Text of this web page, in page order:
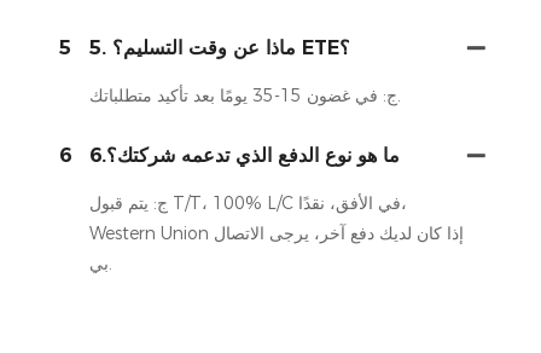
5 5. ماذا عن وقت التسليم؟ ETE؟
ج: في غضون 15-35 يومًا بعد تأكيد متطلباتك.
6 6.ما هو نوع الدفع الذي تدعمه شركتك؟
ج: يتم قبول T/T، 100% L/C في الأفق، نقدًا،
Western Union إذا كان لديك دفع آخر، يرجى الاتصال
بي.